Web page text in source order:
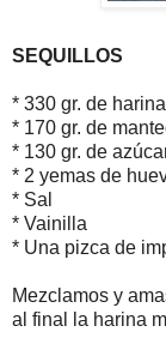
SEQUILLOS
* 330 gr. de harina
* 170 gr. de
* 130 gr. de
* 2 yemas de
* Sal
* Vainilla
* Una pizca de
Mezclamos y
al final la harina